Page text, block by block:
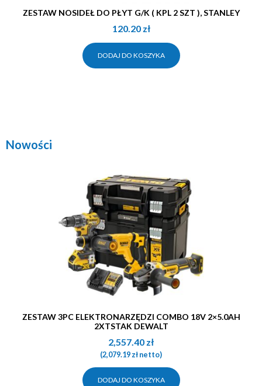
ZESTAW NOSIDEŁ DO PŁYT G/K ( KPL 2 SZT ), STANLEY
120.20 zł
DODAJ DO KOSZYKA
Nowości
ZESTAW 3PC ELEKTRONARZĘDZI COMBO 18V 2×5.0AH
2XTSTAK DEWALT
2,557.40 zł
(2,079.19złnetto)
DODAJ DO KOSZYKA